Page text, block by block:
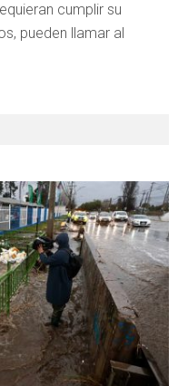
cumplir su
pueden llamar al